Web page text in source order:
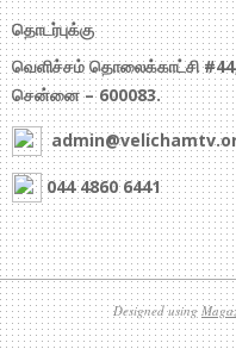
தொடர்புக்கு
வெளிச்சம் தொலைக்காட்சி
சென்னை – 600083.
044 4860 6441
Designed using